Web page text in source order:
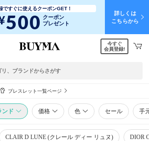
ですぐに使えるクーポンGET！
500 クーポン
プレゼント
詳しくは
こちらから
今すぐ
会員登録!
ブレスレット一覧ページ
ンド 価格 色 セール 手
CLAIR D LUNE (クレール ディー リュヌ) DIOR